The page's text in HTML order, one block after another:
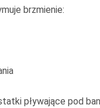
brzmienie:
pływające pod